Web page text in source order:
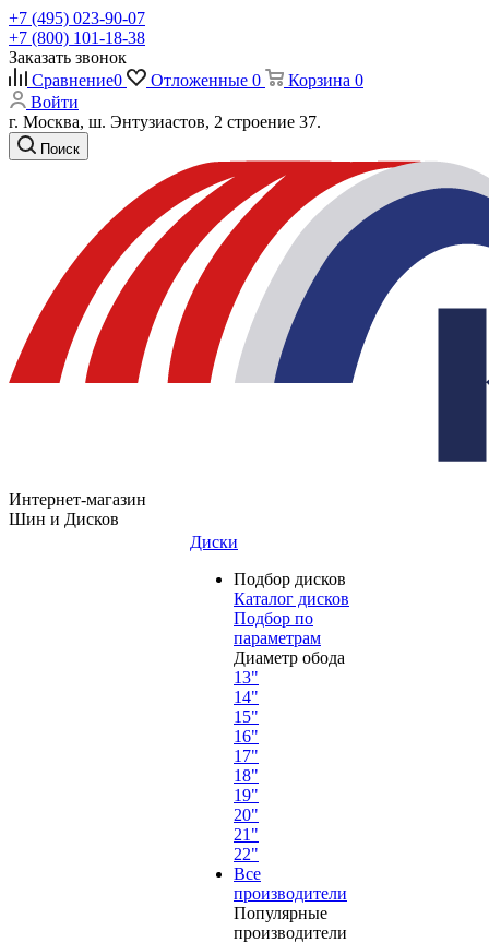
+7 (495) 023-90-07
+7 (800) 101-18-38
Заказать звонок
Сравнение0 Отложенные 0 Корзина 0
Войти
г. Москва, ш. Энтузиастов, 2 строение 37.
Поиск
Интернет-магазин
Шин и Дисков
Диски
Подбор дисков
Каталог дисков
Подбор по
параметрам
Диаметр обода
13"
14"
15"
16"
17"
18"
19"
20"
21"
22"
Все
производители
Популярные
производители